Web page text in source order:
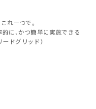
れ一つで。
に、かつ簡単に実施できる
ドグリッド）